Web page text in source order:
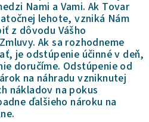
Nami a Vami. Ak Tovar
lehote, vzniká Nám
z dôvodu Vášho
Ak sa rozhodneme
je odstúpenie účinné v deň,
doručíme. Odstúpenie od
na náhradu vzniknutej
nákladov na pokus
ďalšieho nároku na